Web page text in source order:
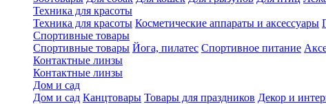
Техника для красоты
Техника для красоты Косметические аппараты и аксессуары
Спортивные товары
Спортивные товары Йога, пилатес Спортивное питание
Контактные линзы
Контактные линзы
Дом и сад
Дом и сад Канцтовары Товары для праздников Декор и